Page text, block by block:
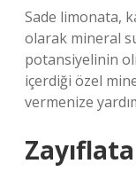
Sade limonata,
olarak mineral
potansiyelinin
içerdiği özel
vermenize